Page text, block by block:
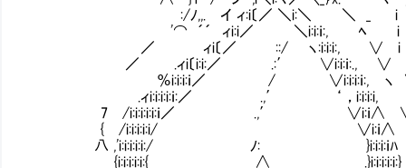
:/ﾉ,,. イ ィ:i〔／ ＼i:＼ ＼ _ i
'⌒ ´´ ィi:i／ ＼i:i:ｉ:, ﾍ i 【月はこの姿が自
／ ィi〔／ ::/ ヽ:i:i:i:, ∨ i
／ .ィi〔i:i:／ .:′ ∨i:i:ｉ:., ∨
％i:i:i:ｉ／ / ∨i:i:i:ｉ:, ヽ ∨ 【別にそ
.ィi:i:i:i:ｉ:／ .,′ ‘ ，i:i:i:i,
7 /i:i:i:i:i:ｉ／ .,′ ∨i:ｉ∧
{ /i:i:i:i:i/ ∨i:ｉ∧
八 ,'i:i:i:i:i:/ ﾉ: }i:i:i:ｉﾊ
{i:i:i:i:i:{ ∧ .}i:i:i:i:i:}